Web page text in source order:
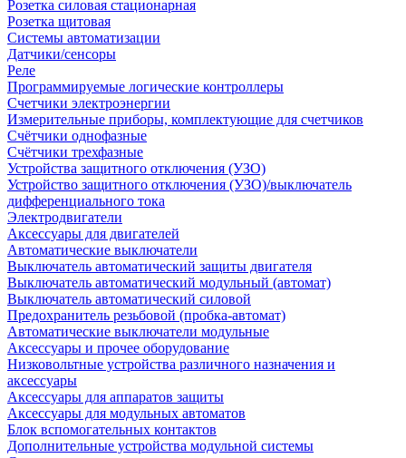
Розетка силовая стационарная
Розетка щитовая
Системы автоматизации
Датчики/сенсоры
Реле
Программируемые логические контроллеры
Счетчики электроэнергии
Измерительные приборы, комплектующие для счетчиков
Счётчики однофазные
Счётчики трехфазные
Устройства защитного отключения (УЗО)
Устройство защитного отключения (УЗО)/выключатель
дифференциального тока
Электродвигатели
Аксессуары для двигателей
Автоматические выключатели
Выключатель автоматический защиты двигателя
Выключатель автоматический модульный (автомат)
Выключатель автоматический силовой
Предохранитель резьбовой (пробка-автомат)
Автоматические выключатели модульные
Аксессуары и прочее оборудование
Низковольтные устройства различного назначения и
аксессуары
Аксессуары для аппаратов защиты
Аксессуары для модульных автоматов
Блок вспомогательных контактов
Дополнительные устройства модульной системы